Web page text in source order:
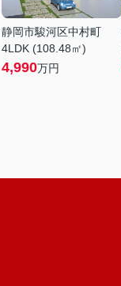
静岡市駿河区中村町
4LDK (108.48㎡)
4,990万円